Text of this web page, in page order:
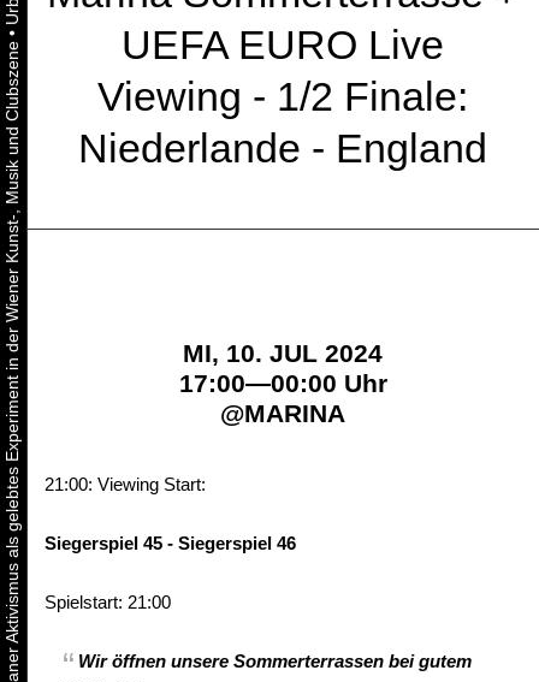
Urbaner Aktivismus als gelebtes Experiment in der Wiener Kunst-, Musik und Clubszene
•
UEFA EURO Live
Viewing - 1/2 Finale:
Niederlande - England
MI, 10. JUL 2024
17:00—00:00 Uhr
@MARINA
21:00: Viewing Start:
Siegerspiel 45 - Siegerspiel 46
Spielstart: 21:00
Wir öffnen unsere Sommerterrassen bei gutem